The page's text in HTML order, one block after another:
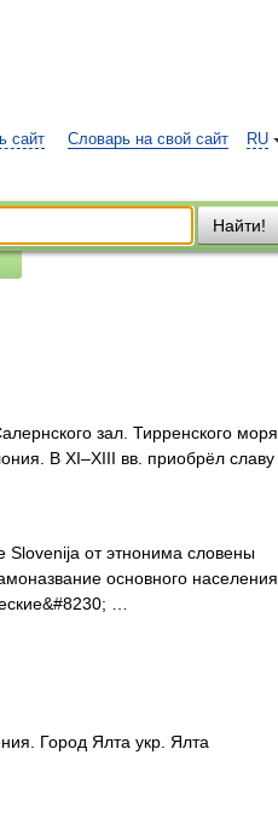
RU
сайт Словарь на свой сайт
Найти!
зал. Тирренского моря.
В XI–XIII вв. приобрёл славу
от этнонима словены
основного населения
…
Город Ялта укр. Ялта